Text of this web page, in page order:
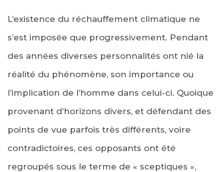
L’existence du réchauffement climatique ne
s’est imposée que progressivement. Pendant
des années diverses personnalités ont nié la
réalité du phénomène, son importance ou
l’implication de l’homme dans celui-ci. Quoique
provenant d’horizons divers, et défendant des
points de vue parfois très différents, voire
contradictoires, ces opposants ont été
regroupés sous le terme de « sceptiques »,